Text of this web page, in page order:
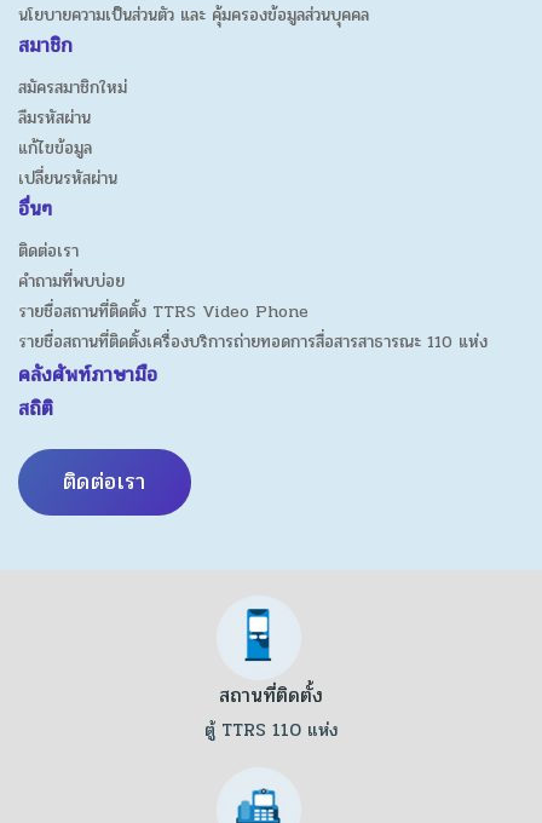
นโยบายความเป็นส่วนตัว และ คุ้มครองข้อมูลส่วนบุคคล
สมาชิก
สมัครสมาชิกใหม่
ลืมรหัสผ่าน
แก้ไขข้อมูล
เปลี่ยนรหัสผ่าน
อื่นๆ
ติดต่อเรา
คำถามที่พบบ่อย
รายชื่อสถานที่ติดตั้ง TTRS Video Phone
รายชื่อสถานที่ติดตั้งเครื่องบริการถ่ายทอดการสื่อสารสาธารณะ 110 แห่ง
คลังศัพท์ภาษามือ
สถิติ
ติดต่อเรา
สถานที่ติดตั้ง
ตู้ TTRS 110 แห่ง